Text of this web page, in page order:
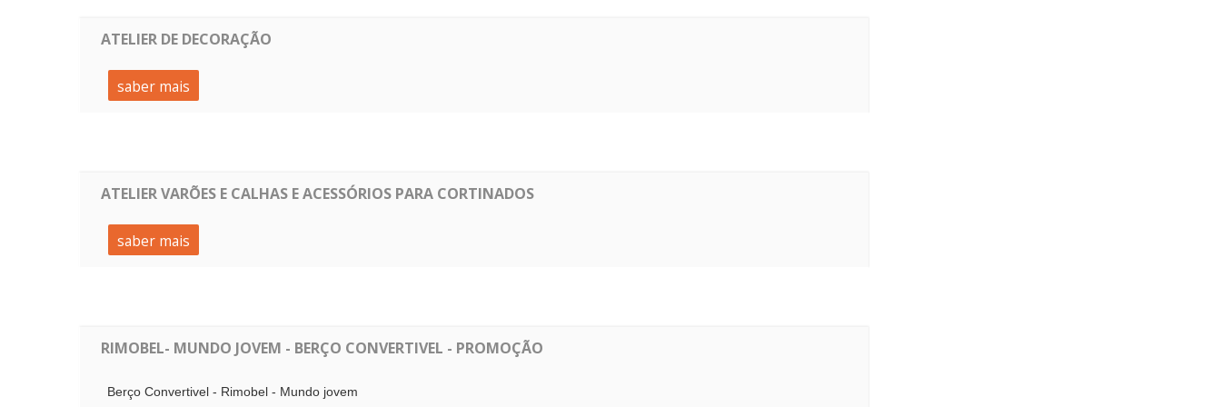
ATELIER DE DECORAÇÃO
saber mais
ATELIER VARÕES E CALHAS E ACESSÓRIOS PARA CORTINADOS
saber mais
RIMOBEL- MUNDO JOVEM - BERÇO CONVERTIVEL - PROMOÇÃO
Berço Convertivel - Rimobel - Mundo jovem